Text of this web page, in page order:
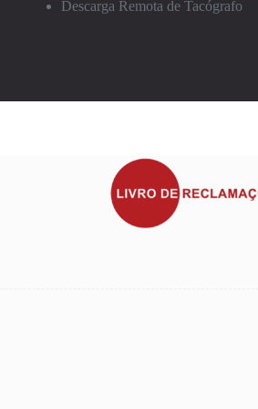
Descarga Remota de Tacógrafo